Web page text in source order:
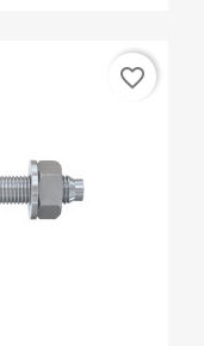
favorite_border